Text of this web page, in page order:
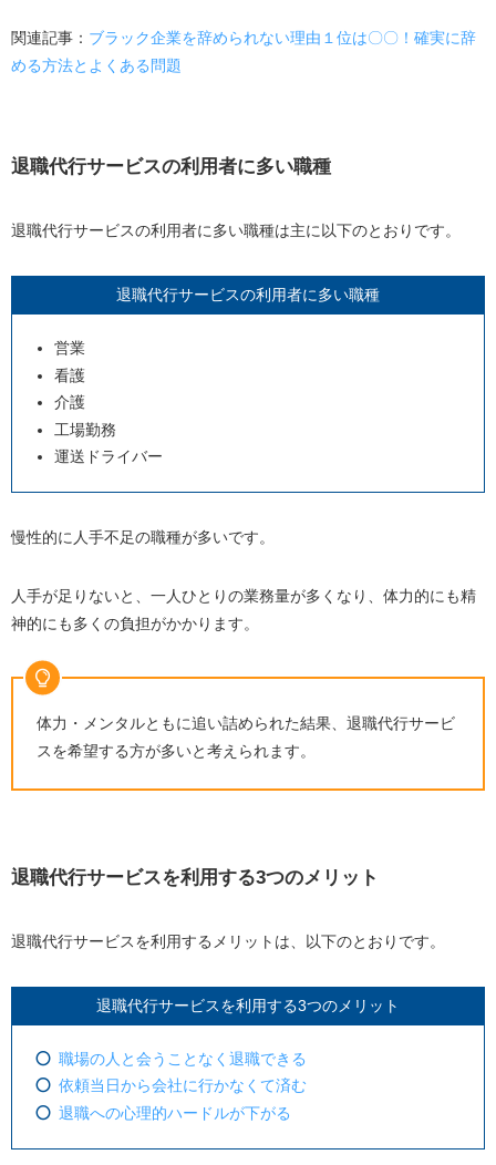
関連記事： ブラック企業を辞められない理由１位は〇〇！確実に辞
める方法とよくある問題
退職代行サービスの利用者に多い職種
退職代行サービスの利用者に多い職種は主に以下のとおりです。
退職代行サービスの利用者に多い職種
営業
看護
介護
工場勤務
運送ドライバー
慢性的に人手不足の職種が多いです。
人手が足りないと、一人ひとりの業務量が多くなり、体力的にも精
神的にも多くの負担がかかります。
体力・メンタルともに追い詰められた結果、退職代行サービ
スを希望する方が多いと考えられます。
退職代行サービスを利用する3つのメリット
退職代行サービスを利用するメリットは、以下のとおりです。
退職代行サービスを利用する3つのメリット
職場の人と会うことなく退職できる
依頼当日から会社に行かなくて済む
退職への心理的ハードルが下がる